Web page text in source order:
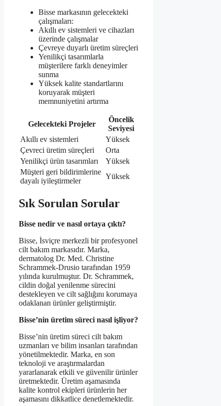
Bisse markasının gelecekteki
çalışmaları:
Akıllı ev sistemleri ve cihazları
üzerinde çalışmalar
Çevreye duyarlı üretim süreçleri
Yenilikçi tasarımlarla
müşterilere farklı deneyimler
sunma
Yüksek kalite standartlarını
koruyarak müşteri
memnuniyetini artırma
Gelecekteki Projeler
Öncelik
Seviyesi
Akıllı ev sistemleri
Yüksek
Çevreci üretim süreçleri
Orta
Yenilikçi ürün tasarımları
Yüksek
Müşteri geri bildirimlerine
dayalı iyileştirmeler
Yüksek
Sık Sorulan Sorular
Bisse nedir ve nasıl ortaya çıktı?
Bisse, İsviçre merkezli bir profesyonel
cilt bakım markasıdır. Marka,
dermatolog Dr. Med. Christine
Schrammek-Drusio tarafından 1959
yılında kurulmuştur. Dr. Schrammek,
cildin doğal yenilenme sürecini
destekleyen ve cilt sağlığını korumaya
odaklanan ürünler geliştirmiştir.
Bisse’nin üretim süreci nasıl işliyor?
Bisse’nin üretim süreci cilt bakım
uzmanları ve bilim insanları tarafından
yönetilmektedir. Marka, en son
teknoloji ve araştırmalardan
yararlanarak etkili ve güvenilir ürünler
üretmektedir. Üretim aşamasında
kalite kontrol ekipleri ürünlerin her
aşamasını dikkatlice denetlemektedir.